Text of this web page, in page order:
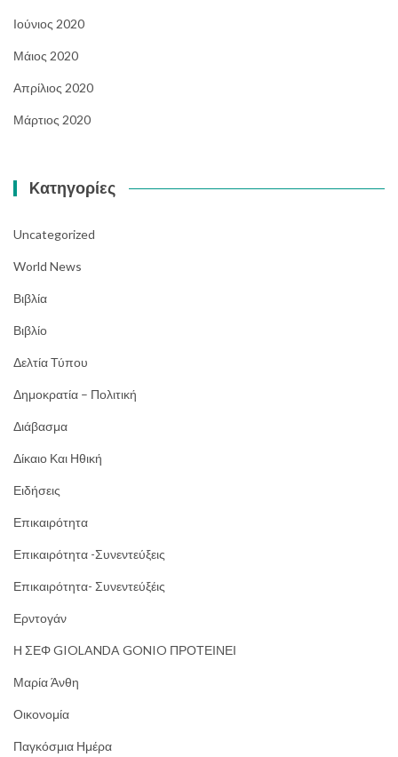
Ιούνιος 2020
Μάιος 2020
Απρίλιος 2020
Μάρτιος 2020
Kατηγορίες
Uncategorized
World News
Βιβλία
Βιβλίο
Δελτία Τύπου
Δημοκρατία – Πολιτική
Διάβασμα
Δίκαιο Και Ηθική
Ειδήσεις
Επικαιρότητα
Επικαιρότητα -Συνεντεύξεις
Επικαιρότητα- Συνεντεύξέις
Ερντογάν
Η ΣΕΦ GIOLANDA GONIO ΠΡΟΤΕΙΝΕΙ
Μαρία Άνθη
Οικονομία
Παγκόσμια Ημέρα